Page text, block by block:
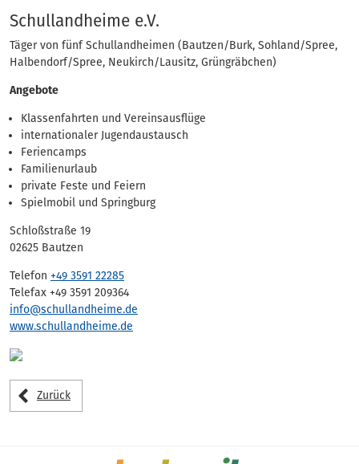
Eintrag
Schullandheime e.V.
Täger von fünf Schullandheimen (Bautzen/Burk, Sohland/Spree,
Halbendorf/Spree, Neukirch/Lausitz, Grüngräbchen)
Angebote
Klassenfahrten und Vereinsausflüge
internationaler Jugendaustausch
Feriencamps
Familienurlaub
private Feste und Feiern
Spielmobil und Springburg
Schloßstraße 19
02625 Bautzen
Telefon +49 3591 22285
Telefax +49 3591 209364
info@schullandheime.de
www.schullandheime.de
Zurück